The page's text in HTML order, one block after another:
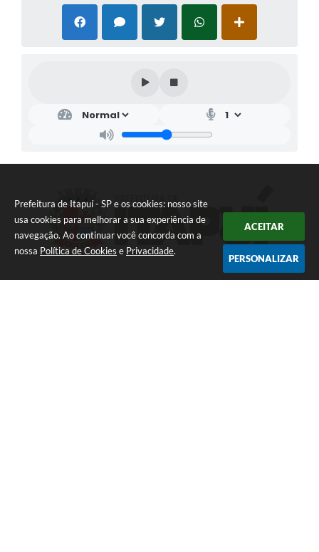
Prefeitura de Itapuí - SP e os cookies: nosso site
usa cookies para melhorar a sua experiência de
navegação. Ao continuar você concorda com a
nossa Política de Cookies e Privacidade.
ACEITAR
PERSONALIZAR